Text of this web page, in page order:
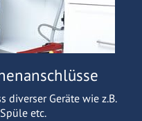
diverser Geräte wie z.B.
etc.